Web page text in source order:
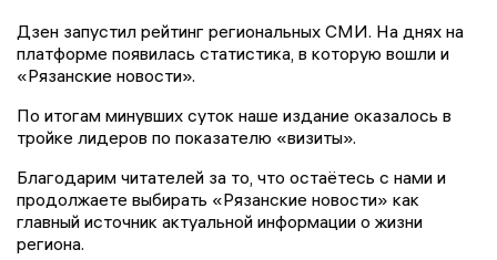
Дзен запустил рейтинг региональных СМИ. На днях на
платформе появилась статистика, в которую вошли и
«Рязанские новости».
По итогам минувших суток наше издание оказалось в
тройке лидеров по показателю «визиты».
Благодарим читателей за то, что остаётесь с нами и
продолжаете выбирать «Рязанские новости» как
главный источник актуальной информации о жизни
региона.